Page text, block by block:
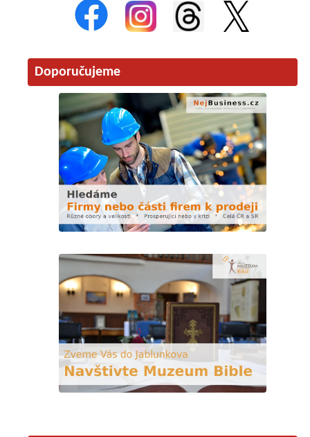
Doporučujeme